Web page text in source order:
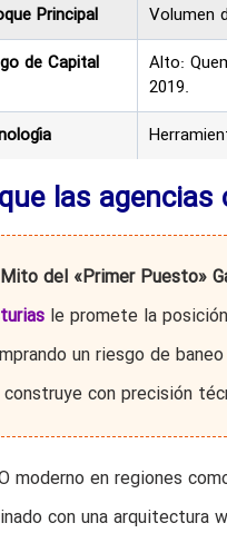
Principal Volumen
de Capital
Alto:
2019.
las
del «Primer Puesto»
le promete la
un riesgo de
con precisión
moderno en regiones
con una arquitectura